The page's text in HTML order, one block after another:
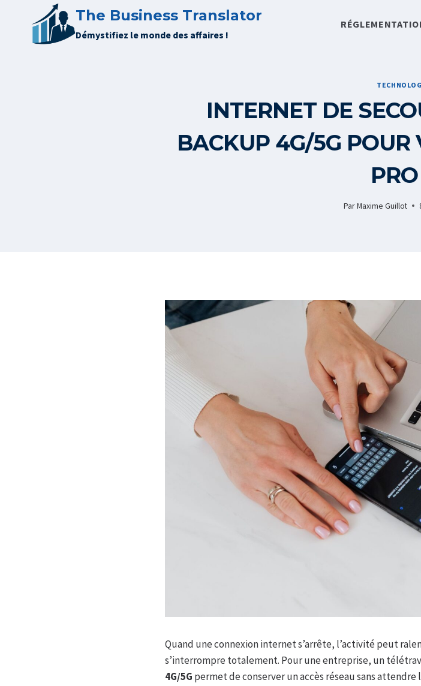
contenu
The Business Translator
Démystifiez le monde des affaires !
INTERNET DE
BACKUP 4G/5G POUR
Par Maxime Guillot
Quand une connexion internet s’arrête, l’activité peut
s’interrompre totalement. Pour une entreprise, un
4G/5G permet de conserver un accès réseau sans